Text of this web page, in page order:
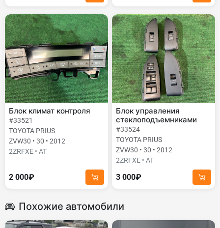
Блок климат контроля
#33521
TOYOTA PRIUS
ZVW30 • 30 • 2012
2ZRFXE • AT
2 000₽
Блок управления
стеклоподъемниками
#33524
TOYOTA PRIUS
ZVW30 • 30 • 2012
2ZRFXE • AT
3 000₽
Похожие автомобили